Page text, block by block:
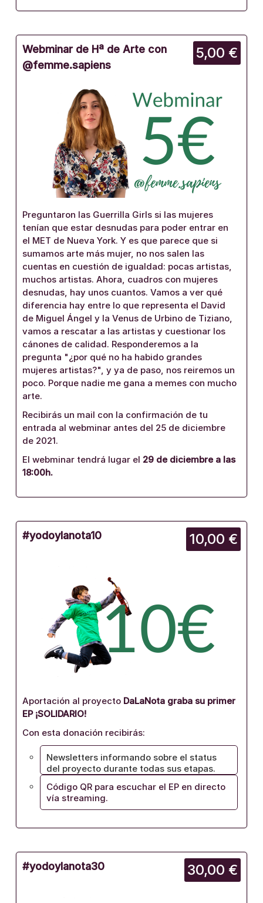
5,00 €
Webminar de Hª de Arte con
@femme.sapiens
Preguntaron las Guerrilla Girls si las mujeres
tenían que estar desnudas para poder entrar en
el MET de Nueva York. Y es que parece que si
sumamos arte más mujer, no nos salen las
cuentas en cuestión de igualdad: pocas artistas,
muchos artistas. Ahora, cuadros con mujeres
desnudas, hay unos cuantos. Vamos a ver qué
diferencia hay entre lo que representa el David
de Miguel Ángel y la Venus de Urbino de Tiziano,
vamos a rescatar a las artistas y cuestionar los
cánones de calidad. Responderemos a la
pregunta "¿por qué no ha habido grandes
mujeres artistas?", y ya de paso, nos reiremos un
poco. Porque nadie me gana a memes con mucho
arte.
Recibirás un mail con la confirmación de tu
entrada al webminar antes del 25 de diciembre
de 2021.
El webminar tendrá lugar el 29 de diciembre a las
18:00h.
10,00 €
#yodoylanota10
Aportación al proyecto DaLaNota graba su primer
EP ¡SOLIDARIO!
Con esta donación recibirás:
Newsletters informando sobre el status
del proyecto durante todas sus etapas.
Código QR para escuchar el EP en directo
vía streaming.
30,00 €
#yodoylanota30